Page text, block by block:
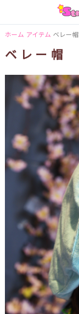
ホーム アイテム ベレー帽
ベレー帽